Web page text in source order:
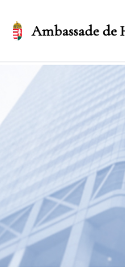
Ambassade de